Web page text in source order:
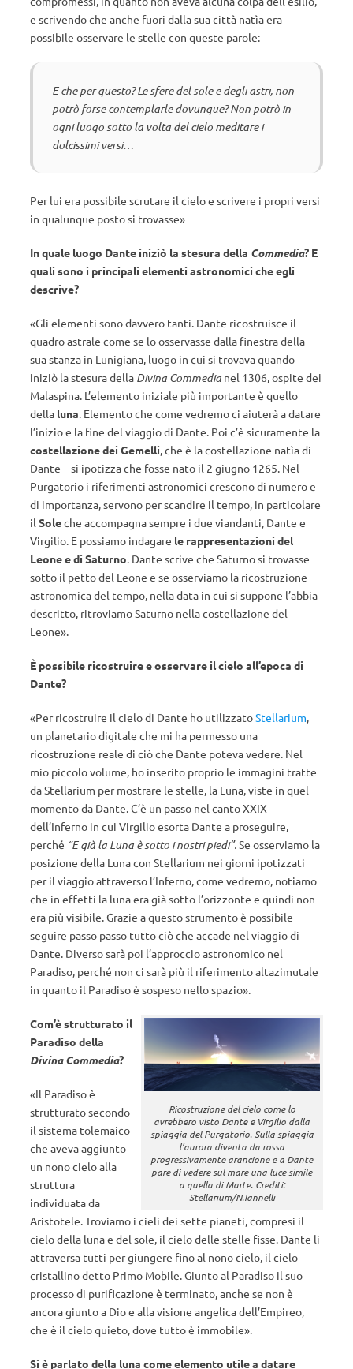
e scrivendo che anche fuori dalla sua città natìa era
possibile osservare le stelle con queste parole:
E che per questo? Le sfere del sole e degli astri, non
potrò forse contemplarle dovunque?Non potrò in
ogni luogo sotto la volta del cielo meditare i
dolcissimi versi…
Per lui era possibile scrutare il cielo e scrivere i propri versi
in qualunque posto si trovasse»
In quale luogo Dante iniziò la stesura della Commedia? E
quali sono i principali elementi astronomici che egli
descrive?
«Gli elementi sono davvero tanti. Dante ricostruisce il
quadro astrale come se lo osservasse dalla finestra della
sua stanza in Lunigiana, luogo in cui si trovava quando
iniziò la stesura della Divina Commedia nel 1306, ospite dei
Malaspina. L’elemento iniziale più importante è quello
della luna. Elemento che come vedremo ci aiuterà a datare
l’inizio e la fine del viaggio di Dante. Poi c’è sicuramente la
costellazione dei Gemelli, che è la costellazione natìa di
Dante – si ipotizza che fosse nato il 2 giugno 1265. Nel
Purgatorio i riferimenti astronomici crescono di numero e
di importanza, servono per scandire il tempo, in particolare
il Soleche accompagna sempre i due viandanti, Dante e
Virgilio. E possiamo indagare le rappresentazioni del
Leone e di Saturno. Dante scrive che Saturno si trovasse
sotto il petto del Leone e se osserviamo la ricostruzione
astronomica del tempo, nella data in cui si suppone l’abbia
descritto, ritroviamo Saturno nella costellazione del
Leone».
È possibile ricostruire e osservare il cielo all’epoca di
Dante?
«Per ricostruire il cielo di Dante ho utilizzatoStellarium,
un planetario digitale che mi ha permesso una
ricostruzione reale di ciò che Dante poteva vedere. Nel
mio piccolo volume, ho inserito proprio le immagini tratte
da Stellarium per mostrare le stelle, la Luna, viste in quel
momento da Dante. C’è un passo nel canto XXIX
dell’Inferno in cui Virgilio esorta Dante a proseguire,
perché “E già la Luna è sotto i nostri piedi”.Se osserviamo la
posizione della Luna con Stellarium nei giorni ipotizzati
per il viaggio attraverso l’Inferno, come vedremo, notiamo
che in effetti la luna era già sotto l’orizzonte e quindi non
era più visibile. Grazie a questo strumento è possibile
seguire passo passo tutto ciò che accade nel viaggio di
Dante. Diverso sarà poi l’approccio astronomico nel
Paradiso, perché non ci sarà più il riferimento altazimutale
in quanto il Paradiso è sospeso nello spazio».
Ricostruzione del cielo come lo
avrebbero visto Dante e Virgilio dalla
spiaggia del Purgatorio. Sulla spiaggia
l’aurora diventa da rossa
progressivamente arancione e a Dante
pare di vedere sul mare una luce simile
a quella di Marte. Crediti:
Stellarium/N.Iannelli
Com’è strutturato il
Paradiso della
Divina Commedia?
«Il Paradiso è
strutturato secondo
il sistema tolemaico
che aveva aggiunto
un nono cielo alla
struttura
individuata da
Aristotele. Troviamo i cieli dei sette pianeti, compresi il
cielo della luna e del sole, il cielo delle stelle fisse. Dante li
attraversa tutti per giungere fino al nono cielo, il cielo
cristallino detto Primo Mobile. Giunto al Paradiso il suo
processo di purificazione è terminato, anche se non è
ancora giunto a Dio e alla visione angelica dell’Empireo,
che è il cielo quieto, dove tutto è immobile».
Si è parlato della luna come elemento utile a datare